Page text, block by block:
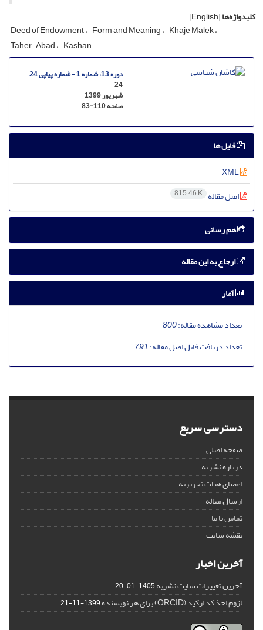
کلیدواژه‌ها[English]
Deed of Endowment Form and Meaning Khaje Malek
Taher-Abad Kashan
دوره 13، شماره 1 - شماره پیاپی 24
24
شهریور 1399
صفحه83-110
فایل ها
اصل مقاله 815.46 K
هم رسانی
ارجاع به این مقاله
آمار
تعداد مشاهده مقاله:800
تعداد دریافت فایل اصل مقاله:791
دسترسی سریع
صفحه اصلی
درباره نشریه
اعضای هیات تحریریه
ارسال مقاله
تماس با ما
نقشه سایت
آخرین اخبار
آخرین تغییرات سایت نشریه1405-01-20
لزوم اخذ کد ارکید (ORCID) برای هر نویسنده 1399-11-21